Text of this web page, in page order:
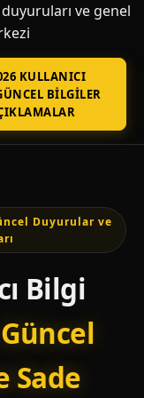
ve genel
KULLANICI
BILGILER
Duyurular ve
Bilgi
Güncel
Sade